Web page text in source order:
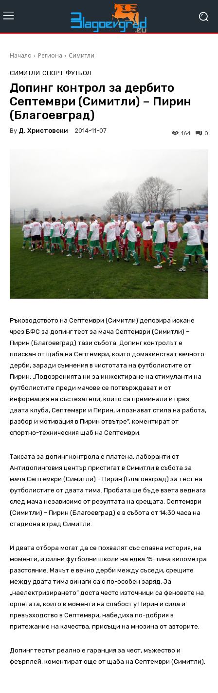
Начало Региона Симитли
СИМИТЛИ СПОРТ ФУТБОЛ
Допинг контрол за дербито
Септември (Симитли) – Пирин
(Благоевград)
By Д. Христовски 2014-11-07 0
164
Ръководството на Септември (Симитли) депозира искане
чрез БФС за допинг тест за мача Септември (Симитли) –
Пирин (Благоевград) тази събота. Допинг контролът е
поискан от щаба на Септември, които домакинстват вечното
дерби, заради съмнения в чистотата на футболистите от
Пирин. „Подозренията ни за инжектиране на стимуланти на
футболистите преди мачове се потвърждават и от
информация на състезатели, които са преминали и през
двата клуба, Септември и Пирин, и познават стила на работа,
разбор и мотивация в Пирин отвътре”, коментират от
спортно-техническия щаб на Септември.
Таксата за допинг контрола е платена, лаборанти от
Антидопинговия център пристигат в Симитли в събота за
мача Септември (Симитли) – Пирин (Благоевград) за тест на
футболистите от двата тима. Пробата ще бъде взета веднага
след мача независимо от резултата на срещата. Септември
(Симитли) – Пирин (Благоевград) е в събота от 14:30 часа на
стадиона в град Симитли.
И двата отбора могат да се похвалят със славна история, на
моменти, и силни футболни школи на едва 15-тина километра
разстояние. Мачът е вечно дерби между съседи, срещите
между двата тима винаги са с по-особен заряд. За
„наелектризирането” доста често източници са феновете на
орлетата, които в моменти на слабост у Пирин и сила и
превъзходство в Септември, набедиха по-добрия в
притежание на качества, присъщи на мнозина от авторите.
Допинг тестът реално е гаранция за чест, мъжество и
феърплей, коментират още от щаба на Септември (Симитли).